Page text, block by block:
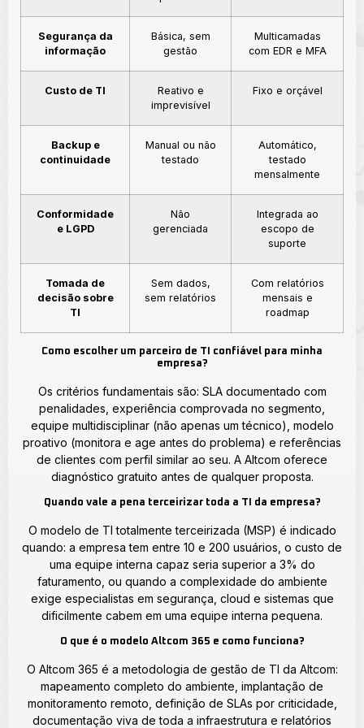
Segurança da
informação
Básica, sem
gestão
Multicamadas
com EDR e MFA
Custo de TI
Reativo e
imprevisível
Fixo e orçável
Backup e
continuidade
Manual ou não
testado
Automático,
testado
mensalmente
Conformidade
e LGPD
Não
gerenciada
Integrada ao
escopo de
suporte
Tomada de
decisão sobre
TI
Sem dados,
sem relatórios
Com relatórios
mensais e
roadmap
Como escolher um parceiro de TI confiável para minha
empresa?
Os critérios fundamentais são: SLA documentado com
penalidades, experiência comprovada no segmento,
equipe multidisciplinar (não apenas um técnico), modelo
proativo (monitora e age antes do problema) e referências
de clientes com perfil similar ao seu. A Altcom oferece
diagnóstico gratuito antes de qualquer proposta.
Quando vale a pena terceirizar toda a TI da empresa?
O modelo de TI totalmente terceirizada (MSP) é indicado
quando: a empresa tem entre 10 e 200 usuários, o custo de
uma equipe interna capaz seria superior a 3% do
faturamento, ou quando a complexidade do ambiente
exige especialistas em segurança, cloud e sistemas que
dificilmente cabem em uma equipe interna pequena.
O que é o modelo Altcom 365 e como funciona?
O Altcom 365 é a metodologia de gestão de TI da Altcom:
mapeamento completo do ambiente, implantação de
monitoramento remoto, definição de SLAs por criticidade,
documentação viva de toda a infraestrutura e relatórios